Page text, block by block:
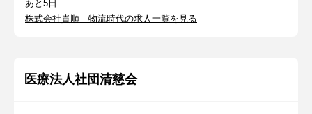
あと5日
株式会社貴順 物流時代の求人一覧を見る
医療法人社団清慈会